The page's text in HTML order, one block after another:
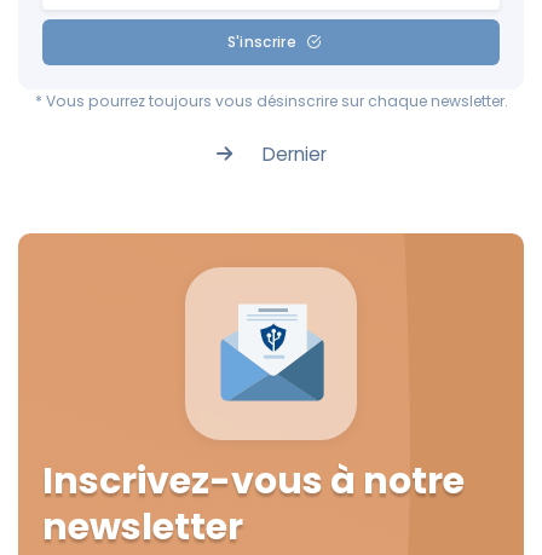
S'inscrire
* Vous pourrez toujours vous désinscrire sur chaque newsletter.
Dernier
Inscrivez-vous à notre
newsletter